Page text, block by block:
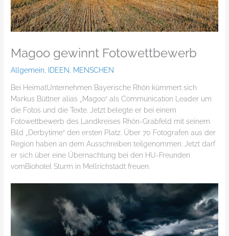
Magoo gewinnt Fotowettbewerb
Allgemein IDEEN MENSCHEN
Bei HeimatUnternehmen Bayerische Rhön kümmert sich
Markus Büttner alias „Magoo“ als Communication Leader um
die Fotos und die Texte. Jetzt belegte er bei einem
Fotowettbewerb des Landkreises Rhön-Grabfeld mit seinem
Bild „Derbytime“ den ersten Platz. Über 70 Fotografen aus der
Region haben an dem Ausschreiben teilgenommen. Jetzt darf
er sich über eine Übernachtung bei den HU-Freunden
vomBiohotel Sturm in Mellrichstadt freuen.